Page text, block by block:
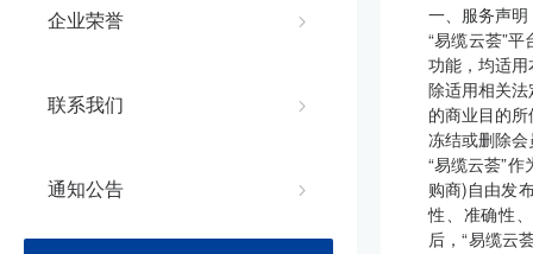
企业荣誉
联系我们
通知公告
一、服务声明
“易缆云荟”
功能，均适
除适用相关
的商业目的
冻结或删除
“易缆云荟”
购商)自由发
性、准确性
后，“易缆云